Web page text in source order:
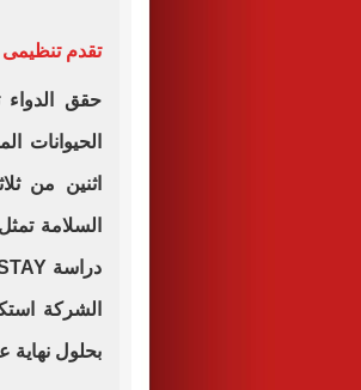
تقدم
حقق
الحيوانات
اثنين من
السلامة
الشركة
بحلول نهاية عام